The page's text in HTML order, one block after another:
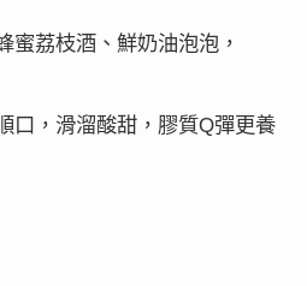
蜜荔枝酒、鮮奶油泡泡，
口，滑溜酸甜，膠質Q彈更養